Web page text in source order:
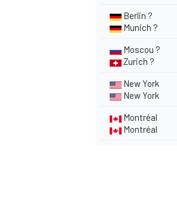
Berlin ?
Munich ?
Moscou ?
Zurich ?
New York
New York
Montréal
Montréal